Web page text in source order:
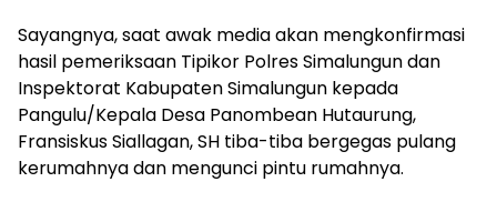
Sayangnya, saat awak media akan mengkonfirmasi
hasil pemeriksaan Tipikor Polres Simalungun dan
Inspektorat Kabupaten Simalungun kepada
Pangulu/Kepala Desa Panombean Hutaurung,
Fransiskus Siallagan, SH tiba-tiba bergegas pulang
kerumahnya dan mengunci pintu rumahnya.